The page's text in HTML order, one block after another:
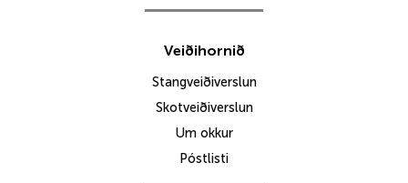
Veiðihornið
Stangveiðiverslun
Skotveiðiverslun
Um okkur
Póstlisti